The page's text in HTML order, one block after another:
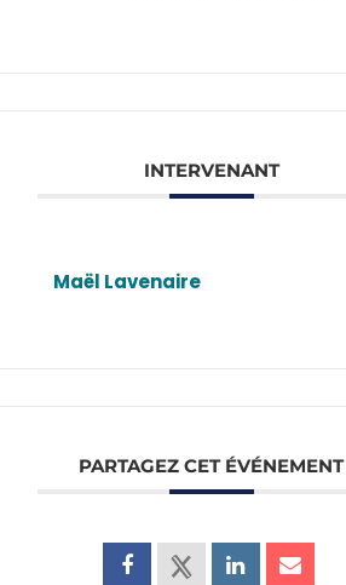
INTERVENANT
Maël Lavenaire
PARTAGEZ CET ÉVÉNEMENT